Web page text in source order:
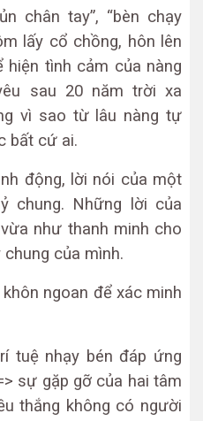
tay”, “bèn chạy
lấy cổ chồng, hôn lên
hiện tình cảm của nàng
sau 20 năm trời xa
vì sao từ lâu nàng tự
bất cứ ai.
lời nói của một
chung. Những lời của
như thanh minh cho
của mình.
ngoan để xác minh
nhạy bén đáp ứng
sự gặp gỡ của hai tâm
thắng không có người